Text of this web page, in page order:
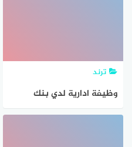
ترند
وظيفة ادارية لدي بنك
الرياض للجنسين بدون خبرة